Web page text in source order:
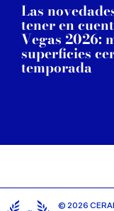
Las
tener en
Vegas 2026:
superficies
temporada
© 2026